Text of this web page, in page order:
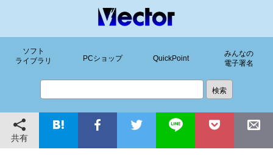
ソフト
ライブラリ
PCショップ QuickPoint
みんなの
電子署名
共有